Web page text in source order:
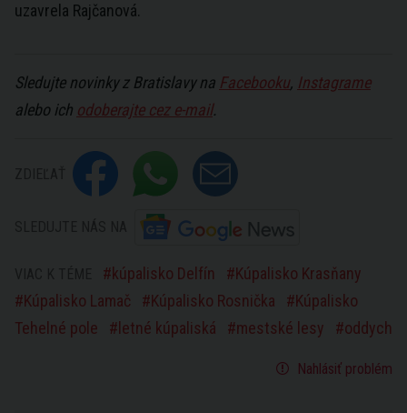
uzavrela Rajčanová.
Sledujte novinky z Bratislavy na Facebooku, Instagrame
alebo ich odoberajte cez e-mail.
kúpalisko Delfín
Kúpalisko Krasňany
Kúpalisko Lamač
Kúpalisko Rosnička
Kúpalisko
Tehelné pole
letné kúpaliská mestské lesy oddych
Nahlásiť problém